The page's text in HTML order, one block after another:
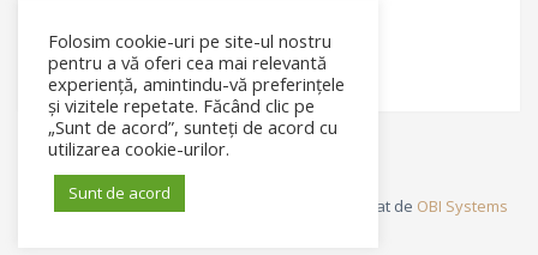
RSS - articole
© Elena Filip. All rights reserved ® - Site dezvoltat de OBI Systems
Folosim cookie-uri pe site-ul nostru
pentru a vă oferi cea mai relevantă
experiență, amintindu-vă preferințele
și vizitele repetate. Făcând clic pe
„Sunt de acord”, sunteți de acord cu
utilizarea cookie-urilor.
Sunt de acord